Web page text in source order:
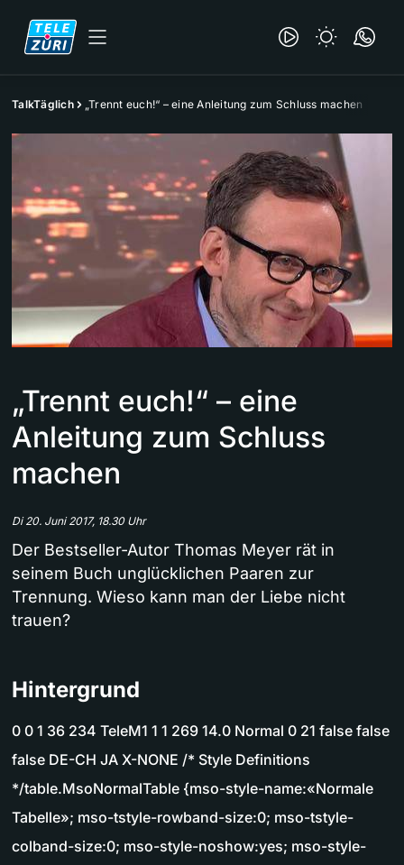
TalkTäglich „Trennt euch!“ – eine Anleitung zum Schluss machen
„Trennt euch!“ – eine
Anleitung zum Schluss
machen
Di 20. Juni 2017, 18.30 Uhr
Der Bestseller-Autor Thomas Meyer rät in
seinem Buch unglücklichen Paaren zur
Trennung. Wieso kann man der Liebe nicht
trauen?
Hintergrund
0 0 1 36 234 TeleM1 1 1 269 14.0 Normal 0 21 false false
false DE-CH JA X-NONE /* Style Definitions
*/table.MsoNormalTable {mso-style-name:«Normale
Tabelle»; mso-tstyle-rowband-size:0; mso-tstyle-
colband-size:0; mso-style-noshow:yes; mso-style-